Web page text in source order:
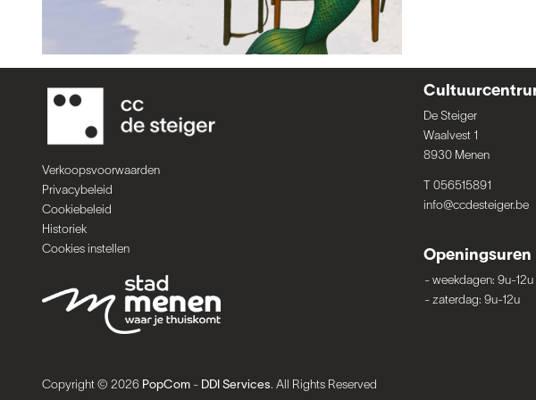
Verkoopsvoorwaarden
Privacybeleid
Cookiebeleid
Historiek
Cookies instellen
De Steiger
Waalvest 1
8930 Menen
T 056515891
info@ccdesteiger.be
Openingsuren
-weekdagen: 9u-12u
-zaterdag: 9u-12u
Copyright © 2026 PopCom - DDI Services. All Rights Reserved